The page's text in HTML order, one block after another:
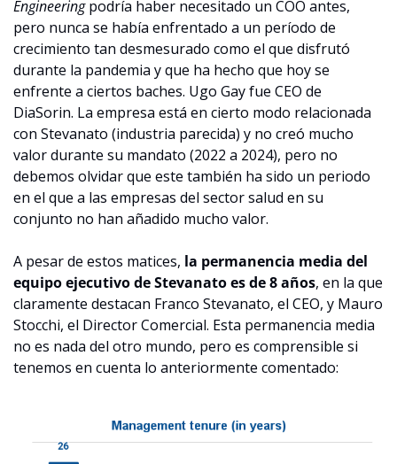
Engineering podría haber necesitado un COO antes,
pero nunca se había enfrentado a un período de
crecimiento tan desmesurado como el que disfrutó
durante la pandemia y que ha hecho que hoy se
enfrente a ciertos baches. Ugo Gay fue CEO de
DiaSorin. La empresa está en cierto modo relacionada
con Stevanato (industria parecida) y no creó mucho
valor durante su mandato (2022 a 2024), pero no
debemos olvidar que este también ha sido un periodo
en el que a las empresas del sector salud en su
conjunto no han añadido mucho valor.
A pesar de estos matices, la permanencia media del
equipo ejecutivo de Stevanato es de 8 años, en la que
claramente destacan Franco Stevanato, el CEO, y Mauro
Stocchi, el Director Comercial. Esta permanencia media
no es nada del otro mundo, pero es comprensible si
tenemos en cuenta lo anteriormente comentado: